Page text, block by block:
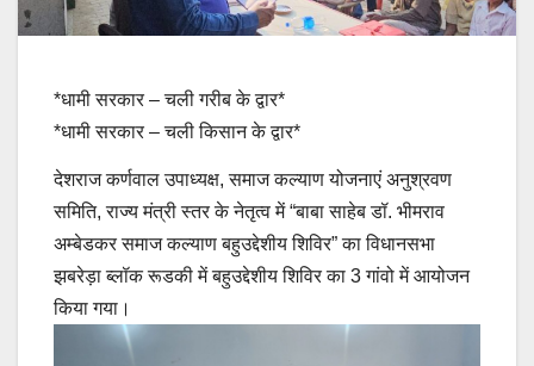
*धामी सरकार – चली गरीब के द्वार*
*धामी सरकार – चली किसान के द्वार*
देशराज कर्णवाल उपाध्यक्ष, समाज कल्याण योजनाएं अनुश्रवण
समिति, राज्य मंत्री स्तर के नेतृत्व में “बाबा साहेब डॉ. भीमराव
अम्बेडकर समाज कल्याण बहुउद्देशीय शिविर” का विधानसभा
झबरेड़ा ब्लॉक रूडकी में बहुउद्देशीय शिविर का 3 गांवो में आयोजन
किया गया।